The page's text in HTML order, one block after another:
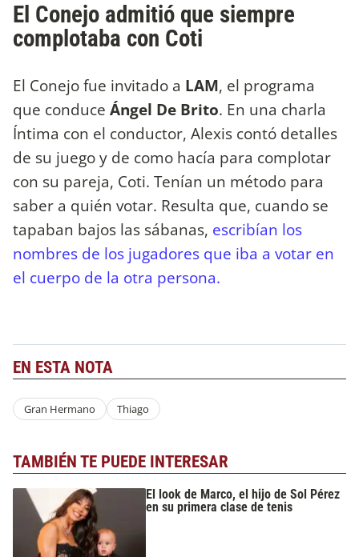
El Conejo admitió que siempre
complotaba con Coti
El Conejo fue invitado a LAM, el programa
que conduce Ángel De Brito. En una charla
Íntima con el conductor, Alexis contó detalles
de su juego y de como hacía para complotar
con su pareja, Coti. Tenían un método para
saber a quién votar. Resulta que, cuando se
tapaban bajos las sábanas, escribían los
nombres de los jugadores que iba a votar en
el cuerpo de la otra persona.
EN ESTA NOTA
Gran Hermano Thiago
TAMBIÉN TE PUEDE INTERESAR
El look de Marco, el hijo de Sol Pérez
en su primera clase de tenis